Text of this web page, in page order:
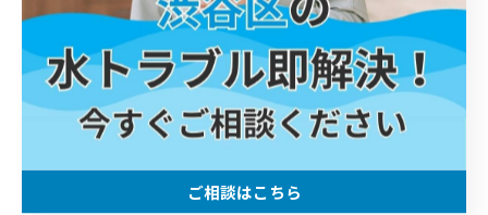
専門的な知識がなくても自分で行うことができるため、
日常的に実施することをおすすめします。これにより、
予期せぬ水トラブルを未然に防ぎ、安定した水回り環境
を保つことができます。
自分でできる簡単な保守作業
ご相談はこちら